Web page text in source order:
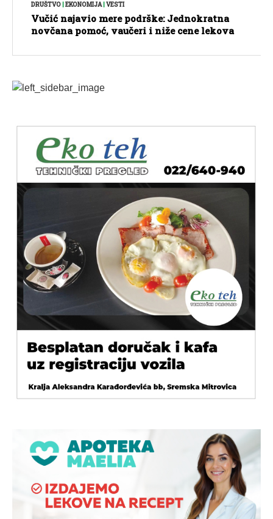
DRUŠTVO EKONOMIJA| VESTI
Vučić najavio mere podrške: Jednokratna
novčana pomoć, vaučeri i niže cene lekova